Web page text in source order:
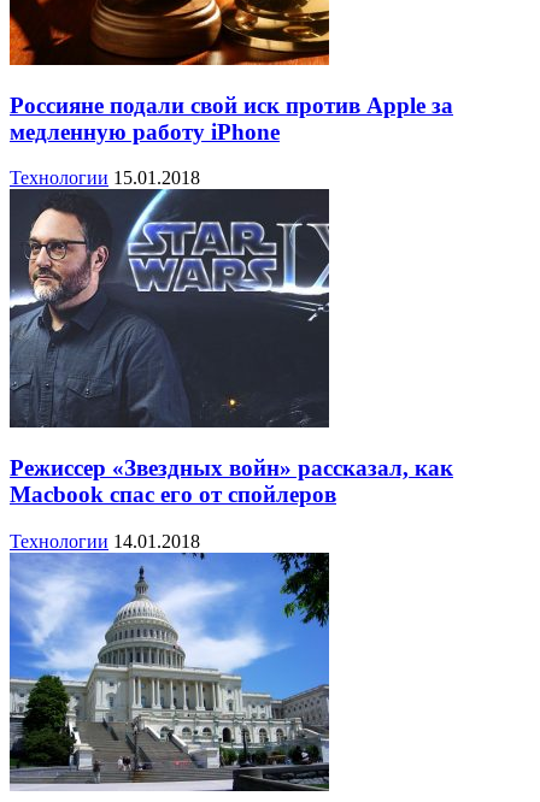
Россияне подали свой иск против Apple за
медленную работу iPhone
Технологии 15.01.2018
Режиссер «Звездных войн» рассказал, как
Macbook спас его от спойлеров
Технологии 14.01.2018